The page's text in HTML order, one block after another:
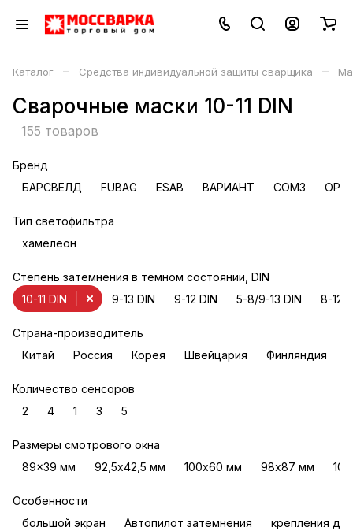
Каталог – Средства индивидуальной защиты сварщика –
Сварочные маски 10-11 DIN
155 товаров
Бренд
БАРСВЕЛД
FUBAG ESAB ВАРИАНТ СОМЗ
Тип светофильтра
хамелеон
Степень затемнения в темном состоянии, DIN
9-13 DIN
9-12 DIN 5-8/9-13 DIN 8-12
10-11 DIN
Страна-производитель
Китай
Россия Корея Швейцария Финляндия
Количество сенсоров
2
4 1 3 5
Размеры смотрового окна
89x39 мм
92,5х42,5 мм 100х60 мм 98х87 мм
Особенности
большой экран
Автопилот затемнения крепления